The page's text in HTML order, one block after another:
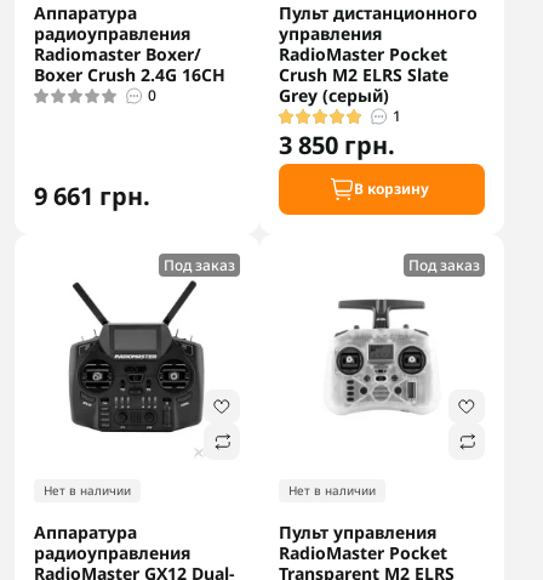
Аппаратура
радиоуправления
Radiomaster Boxer/
Boxer Crush 2.4G 16CH
0
9 661 грн.
Пульт дистанционного
управления
RadioMaster Pocket
Crush M2 ELRS Slate
Grey (серый)
1
3 850 грн.
В корзину
Под заказ
Нет в наличии
Аппаратура
радиоуправления
RadioMaster GX12 Dual-
Под заказ
Нет в наличии
Пульт управления
RadioMaster Pocket
Transparent M2 ELRS